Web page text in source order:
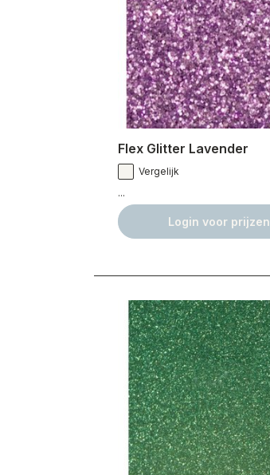
Flex Glitter Lavender
Vergelijk
...
Login voor prijzen